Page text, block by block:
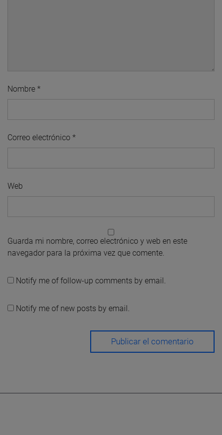
Nombre *
Correo electrónico *
Web
Guarda mi nombre, correo electrónico y web en este
navegador para la próxima vez que comente.
Notify me of follow-up comments by email.
Notify me of new posts by email.